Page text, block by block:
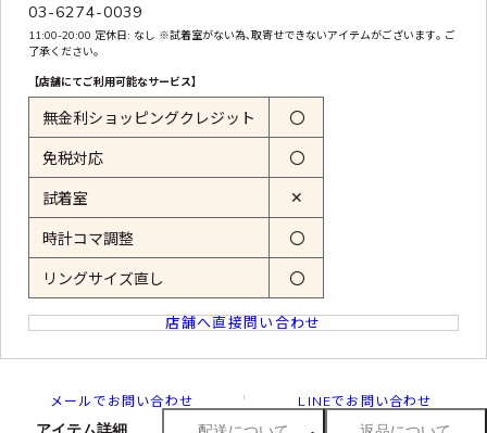
03-6274-0039
11:00-20:00 定休日: なし ※試着室がない為､取寄せできないアイテムがございます｡ ご
了承ください｡
【店舗にてご利用可能なサービス】
無金利ショッピングクレジット 〇
免税対応 〇
試着室 ✕
時計コマ調整 〇
リングサイズ直し 〇
店舗へ直接問い合わせ
メールでお問い合わせ LINEでお問い合わせ
アイテム詳細